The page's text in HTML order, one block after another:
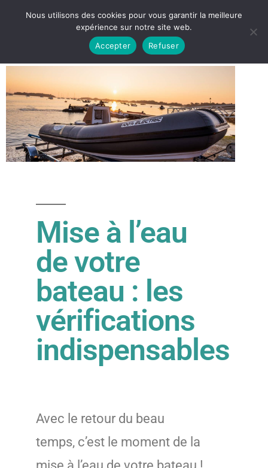
Mise à l’eau
de votre
bateau : les
vérifications
indispensables
Avec le retour du beau
temps, c’est le moment de la
Nous utilisons des cookies pour vous garantir la meilleure
expérience sur notre site web.
Accepter
Refuser